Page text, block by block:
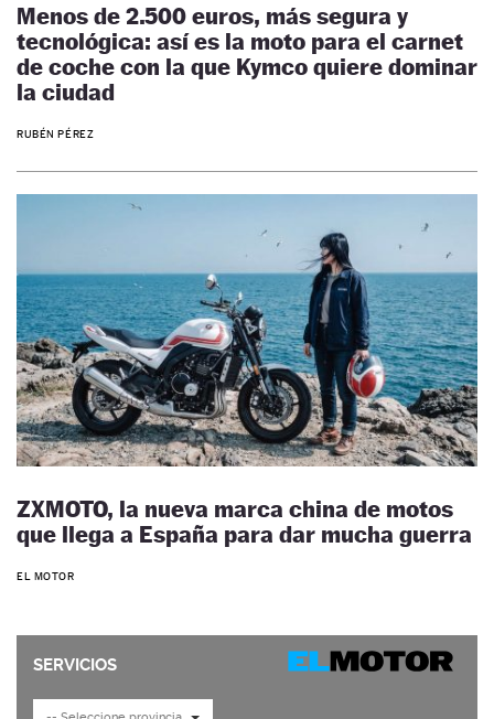
Menos de 2.500 euros, más segura y
tecnológica: así es la moto para el carnet
de coche con la que Kymco quiere dominar
la ciudad
RUBÉN PÉREZ
ZXMOTO, la nueva marca china de motos
que llega a España para dar mucha guerra
EL MOTOR